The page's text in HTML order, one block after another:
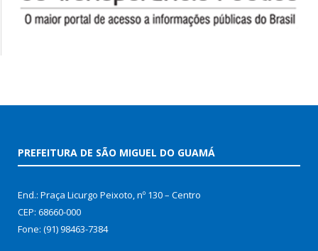
PREFEITURA DE SÃO MIGUEL DO GUAMÁ
End.: Praça Licurgo Peixoto, nº 130 – Centro
CEP: 68660-000
Fone: (91) 98463-7384